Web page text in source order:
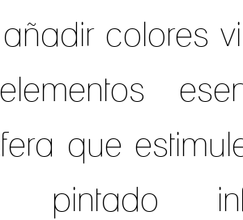
colores
que
pintado